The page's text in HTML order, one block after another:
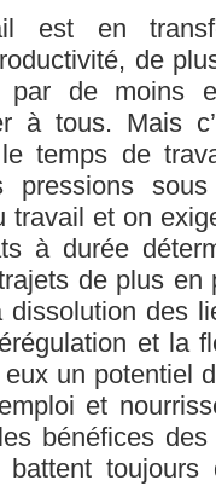
est en
de
de moins
à tous. Mais
temps de
pressions
travail et on
à durée
de plus
des
et la
un potentiel
et
bénéfices